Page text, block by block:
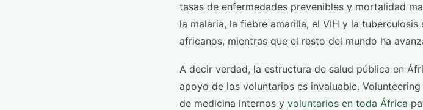
tasas de enfermedades prevenibles y mortalidad
la malaria, la fiebre amarilla, el VIH y la
africanos, mientras que el resto del mundo ha
A decir verdad, la estructura de salud pública en
apoyo de los voluntarios es invaluable.
de medicina internos y voluntarios en toda África